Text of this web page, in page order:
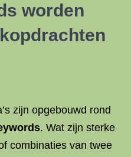
worden
zijn opgebouwd rond
. Wat zijn sterke
combinaties van twee